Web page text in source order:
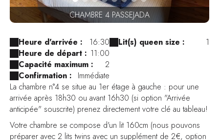
CHAMBRE 4 PASSEJADA
Heure d'arrivée :
16:30
Heure de départ : 11:00
Capacité maximum :
2
Confirmation :
Immédiate
Lit(s) queen size : 1
La chambre n°4 se situe au 1er étage à gauche : pour une
arrivée après 18h30 ou avant 16h30 (si option "Arrivée
anticipée" souscrite) prenez directement votre clé au tableau!
Votre chambre se compose d'un lit 160cm (nous pouvons
préparer avec 2 lits twins avec un supplément de 2€, option